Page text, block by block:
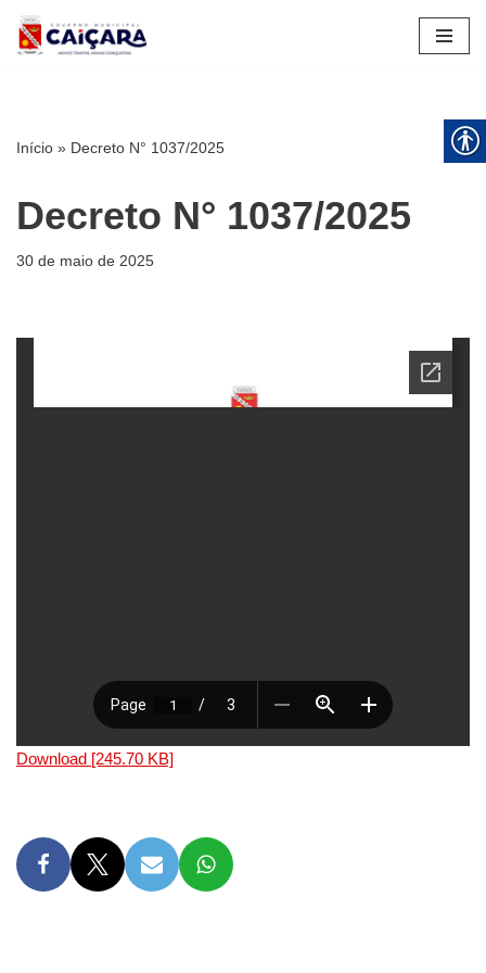
Pular
Início » Decreto N° 1037/2025
Decreto N° 1037/2025
30 de maio de 2025
Download [245.70 KB]